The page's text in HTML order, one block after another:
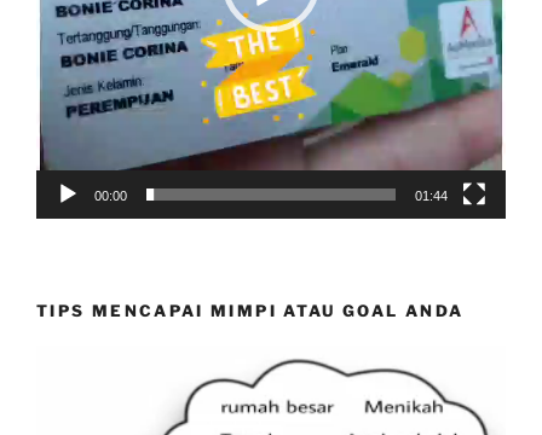
00:00 01:44
TIPS MENCAPAI MIMPI ATAU GOAL ANDA